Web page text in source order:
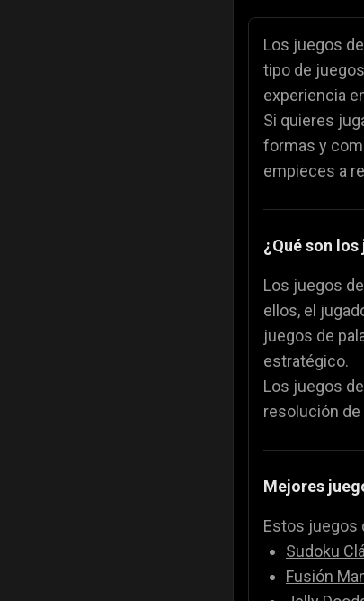
💄 Juegos
🎨 Juegos de
🍕 Juegos de
Los juegos
tipo de
experiencia
Si quieres
formas y
empieces a
¿Qué son
Los juegos
ellos, el
juegos de
estratégico.
Los juegos
resolución
Mejores
Estos juegos
Sudoku
Fusión